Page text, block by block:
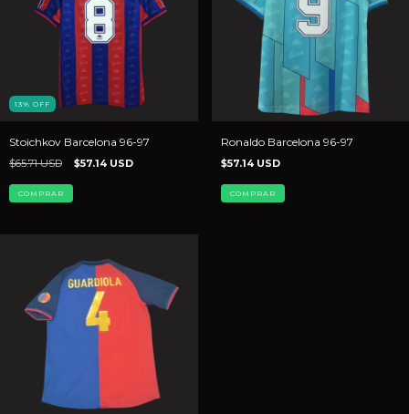
13% OFF
Stoichkov Barcelona 96-97
$65.71 USD $57.14 USD
COMPRAR
Ronaldo Barcelona 96-97
$57.14 USD
COMPRAR